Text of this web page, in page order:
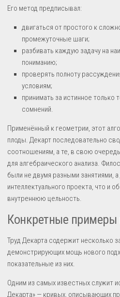
Его метод предписывал:
двигаться от простого к
промежуточные шаги;
разбивать каждую задачу на
пониманию;
проверять полноту
условиям;
принимать за истинное только
сомнений.
Применённый к геометрии, этот
плоды. Декарт последовательно
соотношениям, а те, в свою
для алгебраического анализа.
были не двумя разными занятиями,
интеллектуального проекта, что и
внутреннюю цельность.
Конкретные примеры
Труд Декарта содержит несколько
демонстрирующих мощь нового
показательные из них.
Одним из самых известных служит
Декарта» — кривых, описывающих